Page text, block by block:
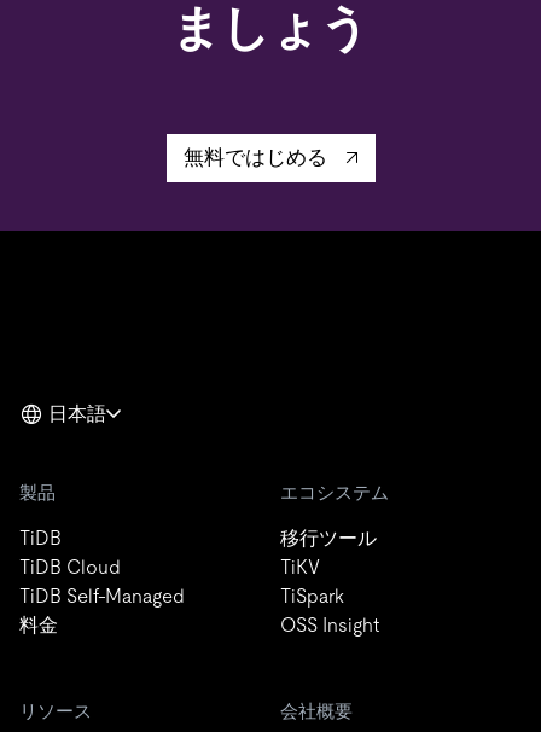
ましょう
無料ではじめる
日本語
製品
TiDB
TiDB Cloud
TiDB Self-Managed
料金
エコシステム
移行ツール
TiKV
TiSpark
OSS Insight
リソース 会社概要